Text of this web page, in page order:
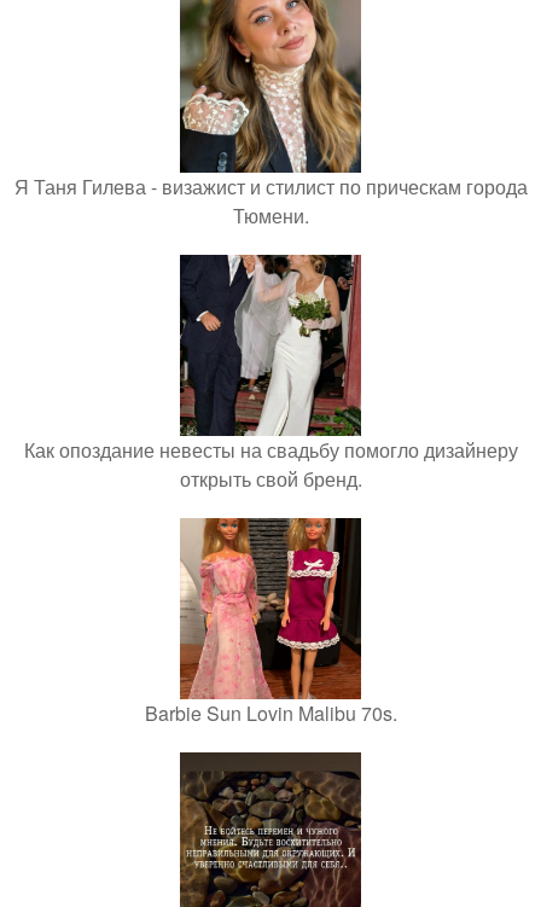
Я Таня Гилева - визажист и стилист по прическам города
Тюмени.
Как опоздание невесты на свадьбу помогло дизайнеру
открыть свой бренд.
Barbie Sun Lovin Malibu 70s.